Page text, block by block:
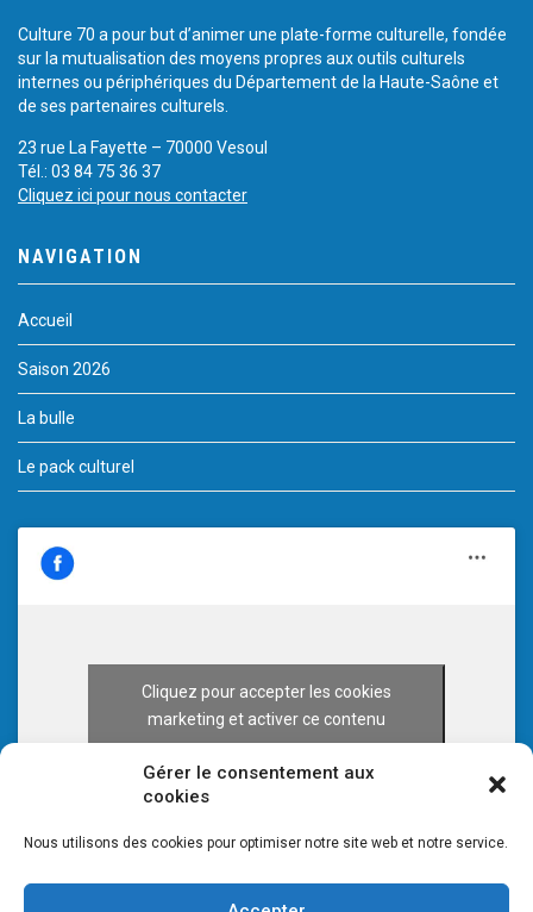
Gérer le consentement aux
cookies
Nous utilisons des cookies pour optimiser notre site web et notre service.
Culture 70 a pour but d’animer une plate-forme culturelle, fondée
sur la mutualisation des moyens propres aux outils culturels
internes ou périphériques du Département de la Haute-Saône et
de ses partenaires culturels.
23 rue La Fayette – 70000 Vesoul
Tél.: 03 84 75 36 37
Cliquez ici pour nous contacter
NAVIGATION
Accueil
Saison 2026
La bulle
Le pack culturel
Cliquez pour accepter les cookies
marketing et activer ce contenu